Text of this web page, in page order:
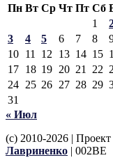
Пн Вт Ср Чт Пт Сб
1
3
4 5 6 7 8
10 11 12 13 14 15
17 18 19 20 21 22
24 25 26 27 28 29
31
« Июл
(c) 2010-2026 | Проект
Лавриненко | 002BE